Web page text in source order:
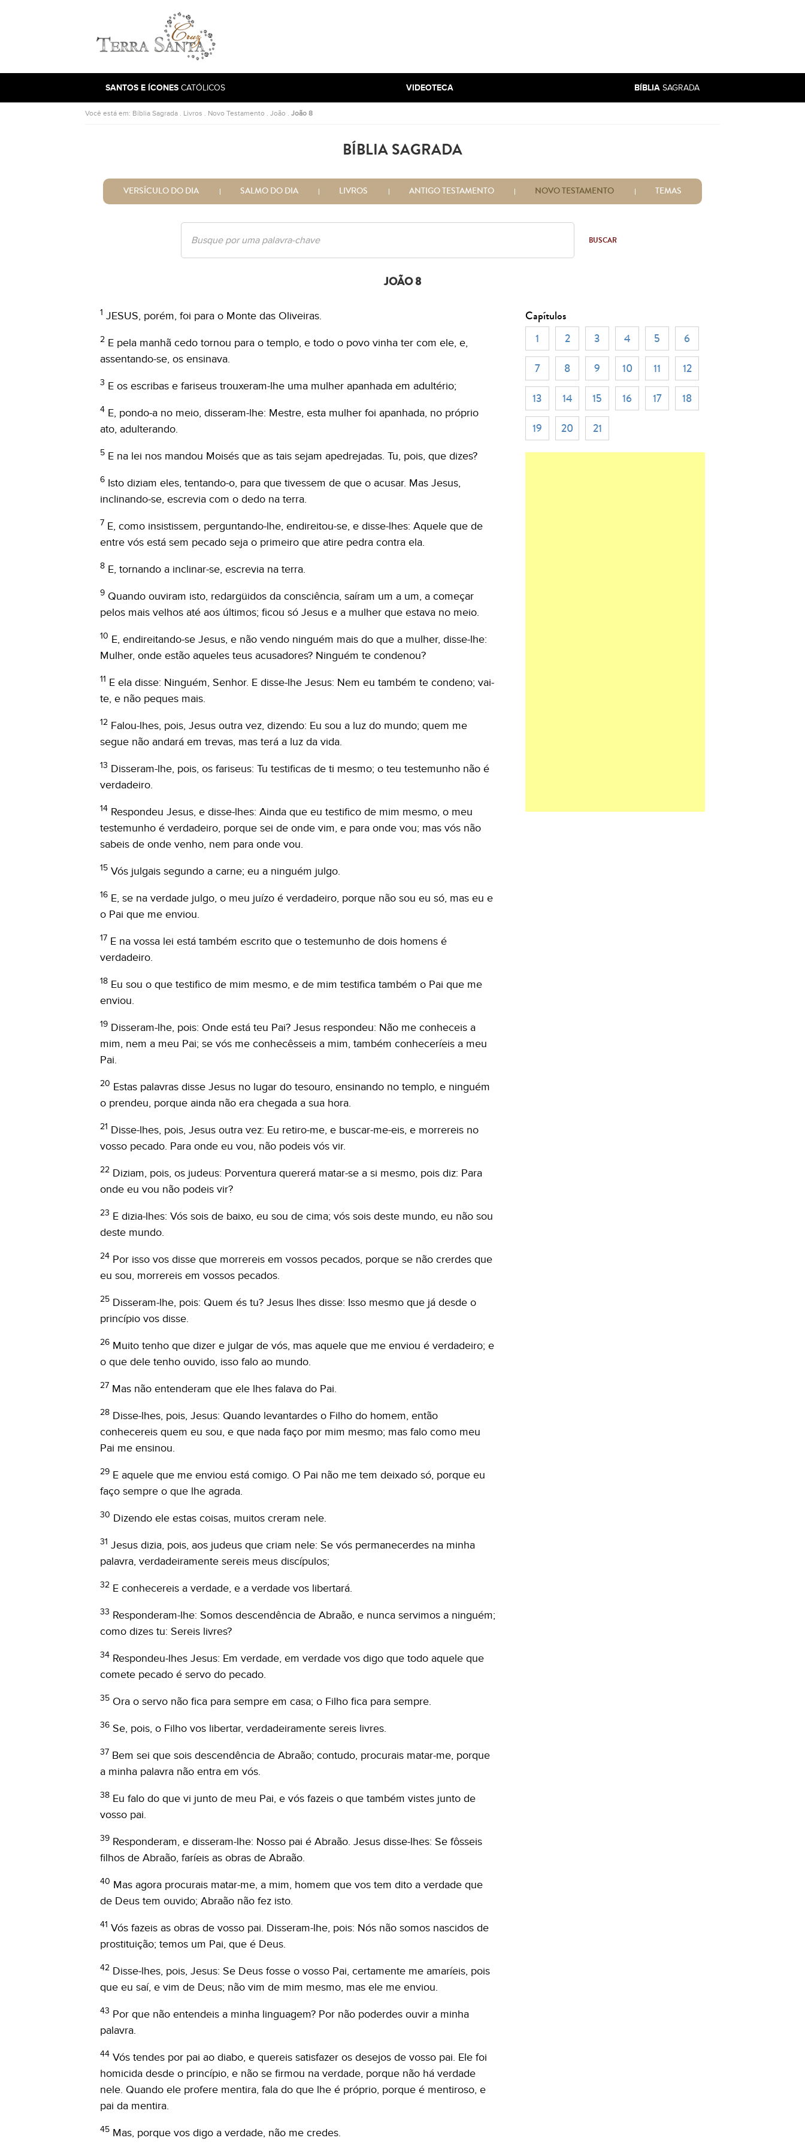
Ir para a página inicial
SANTOS E ÍCONES CATÓLICOS VIDEOTECA BÍBLIA SAGRADA
Você está em: Bíblia Sagrada . Livros . Novo Testamento . João . João 8
BÍBLIA SAGRADA
VERSÍCULO DO DIA SALMO DO DIA LIVROS ANTIGO TESTAMENTO NOVO TESTAMENTO TEMAS
BUSCAR
JOÃO 8
1 JESUS, porém, foi para o Monte das Oliveiras.
2 E pela manhã cedo tornou para o templo, e todo o povo vinha ter com ele, e,
assentando-se, os ensinava.
3 E os escribas e fariseus trouxeram-lhe uma mulher apanhada em adultério;
4 E, pondo-a no meio, disseram-lhe: Mestre, esta mulher foi apanhada, no próprio
ato, adulterando.
5 E na lei nos mandou Moisés que as tais sejam apedrejadas. Tu, pois, que dizes?
6 Isto diziam eles, tentando-o, para que tivessem de que o acusar. Mas Jesus,
inclinando-se, escrevia com o dedo na terra.
7 E, como insistissem, perguntando-lhe, endireitou-se, e disse-lhes: Aquele que de
entre vós está sem pecado seja o primeiro que atire pedra contra ela.
8 E, tornando a inclinar-se, escrevia na terra.
9 Quando ouviram isto, redargüidos da consciência, saíram um a um, a começar
pelos mais velhos até aos últimos; ficou só Jesus e a mulher que estava no meio.
10 E, endireitando-se Jesus, e não vendo ninguém mais do que a mulher, disse-lhe:
Mulher, onde estão aqueles teus acusadores? Ninguém te condenou?
11 E ela disse: Ninguém, Senhor. E disse-lhe Jesus: Nem eu também te condeno; vai-
te, e não peques mais.
12 Falou-lhes, pois, Jesus outra vez, dizendo: Eu sou a luz do mundo; quem me
segue não andará em trevas, mas terá a luz da vida.
13 Disseram-lhe, pois, os fariseus: Tu testificas de ti mesmo; o teu testemunho não é
verdadeiro.
14 Respondeu Jesus, e disse-lhes: Ainda que eu testifico de mim mesmo, o meu
testemunho é verdadeiro, porque sei de onde vim, e para onde vou; mas vós não
sabeis de onde venho, nem para onde vou.
15 Vós julgais segundo a carne; eu a ninguém julgo.
16 E, se na verdade julgo, o meu juízo é verdadeiro, porque não sou eu só, mas eu e
o Pai que me enviou.
17 E na vossa lei está também escrito que o testemunho de dois homens é
verdadeiro.
18 Eu sou o que testifico de mim mesmo, e de mim testifica também o Pai que me
enviou.
19 Disseram-lhe, pois: Onde está teu Pai? Jesus respondeu: Não me conheceis a
mim, nem a meu Pai; se vós me conhecêsseis a mim, também conheceríeis a meu
Pai.
20 Estas palavras disse Jesus no lugar do tesouro, ensinando no templo, e ninguém
o prendeu, porque ainda não era chegada a sua hora.
21 Disse-lhes, pois, Jesus outra vez: Eu retiro-me, e buscar-me-eis, e morrereis no
vosso pecado. Para onde eu vou, não podeis vós vir.
22 Diziam, pois, os judeus: Porventura quererá matar-se a si mesmo, pois diz: Para
onde eu vou não podeis vir?
23 E dizia-lhes: Vós sois de baixo, eu sou de cima; vós sois deste mundo, eu não sou
deste mundo.
24 Por isso vos disse que morrereis em vossos pecados, porque se não crerdes que
eu sou, morrereis em vossos pecados.
25 Disseram-lhe, pois: Quem és tu? Jesus lhes disse: Isso mesmo que já desde o
princípio vos disse.
26 Muito tenho que dizer e julgar de vós, mas aquele que me enviou é verdadeiro; e
o que dele tenho ouvido, isso falo ao mundo.
27 Mas não entenderam que ele lhes falava do Pai.
28 Disse-lhes, pois, Jesus: Quando levantardes o Filho do homem, então
conhecereis quem eu sou, e que nada faço por mim mesmo; mas falo como meu
Pai me ensinou.
29 E aquele que me enviou está comigo. O Pai não me tem deixado só, porque eu
faço sempre o que lhe agrada.
30 Dizendo ele estas coisas, muitos creram nele.
31 Jesus dizia, pois, aos judeus que criam nele: Se vós permanecerdes na minha
palavra, verdadeiramente sereis meus discípulos;
32 E conhecereis a verdade, e a verdade vos libertará.
33 Responderam-lhe: Somos descendência de Abraão, e nunca servimos a ninguém;
como dizes tu: Sereis livres?
34 Respondeu-lhes Jesus: Em verdade, em verdade vos digo que todo aquele que
comete pecado é servo do pecado.
35 Ora o servo não fica para sempre em casa; o Filho fica para sempre.
36 Se, pois, o Filho vos libertar, verdadeiramente sereis livres.
37 Bem sei que sois descendência de Abraão; contudo, procurais matar-me, porque
a minha palavra não entra em vós.
38 Eu falo do que vi junto de meu Pai, e vós fazeis o que também vistes junto de
vosso pai.
39 Responderam, e disseram-lhe: Nosso pai é Abraão. Jesus disse-lhes: Se fôsseis
filhos de Abraão, faríeis as obras de Abraão.
40 Mas agora procurais matar-me, a mim, homem que vos tem dito a verdade que
de Deus tem ouvido; Abraão não fez isto.
41 Vós fazeis as obras de vosso pai. Disseram-lhe, pois: Nós não somos nascidos de
prostituição; temos um Pai, que é Deus.
42 Disse-lhes, pois, Jesus: Se Deus fosse o vosso Pai, certamente me amaríeis, pois
que eu saí, e vim de Deus; não vim de mim mesmo, mas ele me enviou.
43 Por que não entendeis a minha linguagem? Por não poderdes ouvir a minha
palavra.
44 Vós tendes por pai ao diabo, e quereis satisfazer os desejos de vosso pai. Ele foi
homicida desde o princípio, e não se firmou na verdade, porque não há verdade
nele. Quando ele profere mentira, fala do que lhe é próprio, porque é mentiroso, e
pai da mentira.
45 Mas, porque vos digo a verdade, não me credes.
Capítulos
1
2 3 4 5
6
7
8 9 10 11
12
13
14 15 16 17
18
19
20 21